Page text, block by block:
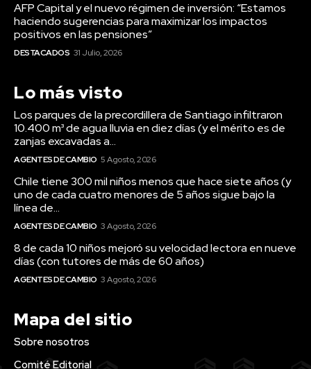
AFP Capital y el nuevo régimen de inversión: “Estamos
haciendo sugerencias para maximizar los impactos
positivos en las pensiones”
DESTACADOS 31 Julio, 2026
Lo más visto
Los parques de la precordillera de Santiago infiltraron
10.400 m³ de agua lluvia en diez días (y el mérito es de
zanjas excavadas a...
AGENTES DE CAMBIO 5 Agosto, 2026
Chile tiene 300 mil niños menos que hace siete años (y
uno de cada cuatro menores de 5 años sigue bajo la
línea de...
AGENTES DE CAMBIO 3 Agosto, 2026
8 de cada 10 niños mejoró su velocidad lectora en nueve
días (con tutores de más de 60 años)
AGENTES DE CAMBIO 3 Agosto, 2026
Mapa del sitio
Sobre nosotros
Comité Editorial